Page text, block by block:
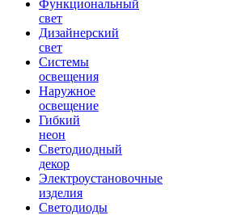
Функциональный
свет
Дизайнерский
свет
Системы
освещения
Наружное
освещение
Гибкий
неон
Светодиодный
декор
Электроустановочные
изделия
Светодиоды